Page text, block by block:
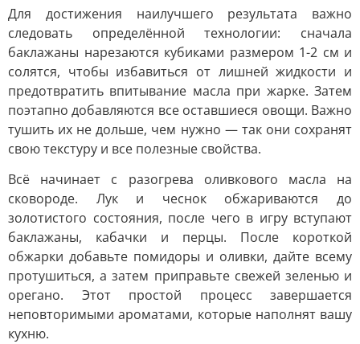
Для достижения наилучшего результата важно
следовать определённой технологии: сначала
баклажаны нарезаются кубиками размером 1-2 см и
солятся, чтобы избавиться от лишней жидкости и
предотвратить впитывание масла при жарке. Затем
поэтапно добавляются все оставшиеся овощи. Важно
тушить их не дольше, чем нужно — так они сохранят
свою текстуру и все полезные свойства.
Всё начинает с разогрева оливкового масла на
сковороде. Лук и чеснок обжариваются до
золотистого состояния, после чего в игру вступают
баклажаны, кабачки и перцы. После короткой
обжарки добавьте помидоры и оливки, дайте всему
протушиться, а затем приправьте свежей зеленью и
орегано. Этот простой процесс завершается
неповторимыми ароматами, которые наполнят вашу
кухню.